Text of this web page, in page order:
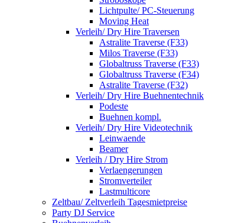
Lichtpulte/ PC-Steuerung
Moving Heat
Verleih/ Dry Hire Traversen
Astralite Traverse (F33)
Milos Traverse (F33)
Globaltruss Traverse (F33)
Globaltruss Traverse (F34)
Astralite Traverse (F32)
Verleih/ Dry Hire Buehnentechnik
Podeste
Buehnen kompl.
Verleih/ Dry Hire Videotechnik
Leinwaende
Beamer
Verleih / Dry Hire Strom
Verlaengerungen
Stromverteiler
Lastmulticore
Zeltbau/ Zeltverleih Tagesmietpreise
Party DJ Service